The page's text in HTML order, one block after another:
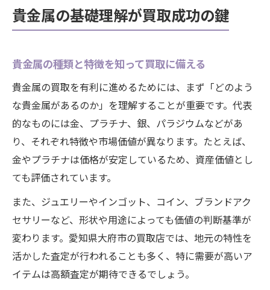
大府市で貴金属を高く売る極意
信頼できる貴金属買取店を選ぶ基準とは
大府市ならではの貴金属高価買取のコツ
複数の買取店で相見積もりを取るメリット
地域密着型の貴金属買取サービスの活用術
貴金属を賢く活かす相場の知識
貴金属の相場を調べてベストな売却時期を
見極める
金やプラチナなど貴金属ごとの相場変動を
知る
買取価格の目安となる貴金属相場の確認方
法
相場情報を活用して貴金属買取で損しない
貴金属の基礎理解が買取成功の鍵
貴金属の種類と特徴を知って買取に備える
貴金属の買取を有利に進めるためには、まず「どのよう
な貴金属があるのか」を理解することが重要です。代表
的なものには金、プラチナ、銀、パラジウムなどがあ
り、それぞれ特徴や市場価値が異なります。たとえば、
金やプラチナは価格が安定しているため、資産価値とし
ても評価されています。
また、ジュエリーやインゴット、コイン、ブランドアク
セサリーなど、形状や用途によっても価値の判断基準が
変わります。愛知県大府市の買取店では、地元の特性を
活かした査定が行われることも多く、特に需要が高いア
イテムは高額査定が期待できるでしょう。